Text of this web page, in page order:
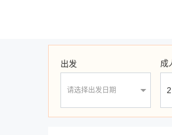
出发
请选择出发日期
成